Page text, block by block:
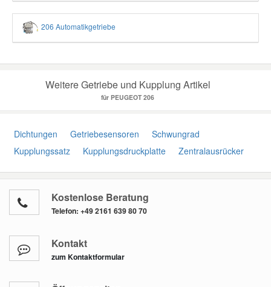
206 Automatikgetriebe
Weitere Getriebe und Kupplung Artikel
für PEUGEOT 206
Dichtungen Getriebesensoren
Schwungrad
Kupplungssatz
Kupplungsdruckplatte Zentralausrücker
Kostenlose Beratung
Telefon: +49 2161 639 80 70
Kontakt
zum Kontaktformular